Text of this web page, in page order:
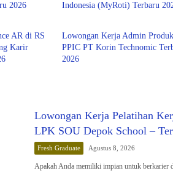
2026
Indonesia (MyRoti) Terbaru
AR di RS
Karir
Fresh Graduate
Lowongan Kerja Admin
PPIC PT Korin Technomic
2026
Lowongan Kerja Pelatihan
LPK SOU Depok School –
Fresh Graduate Agustus 8, 2026
Apakah Anda memiliki impian untuk berkarier